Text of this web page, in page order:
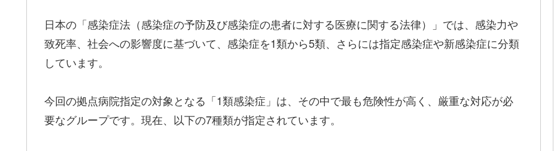
日本の「感染症法（感染症の予防及び感染症の患者に対する医療に関する法律）」では、感染力や
致死率、社会への影響度に基づいて、感染症を1類から5類、さらには指定感染症や新感染症に分類
しています。
今回の拠点病院指定の対象となる「1類感染症」は、その中で最も危険性が高く、厳重な対応が必
要なグループです。現在、以下の7種類が指定されています。